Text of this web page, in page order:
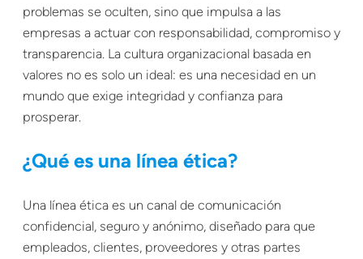
problemas se oculten, sino que impulsa a las
empresas a actuar con responsabilidad, compromiso y
transparencia. La cultura organizacional basada en
valores no es solo un ideal: es una necesidad en un
mundo que exige integridad y confianza para
prosperar.
¿Qué es una línea ética?
Una línea ética es un canal de comunicación
confidencial, seguro y anónimo, diseñado para que
empleados, clientes, proveedores y otras partes